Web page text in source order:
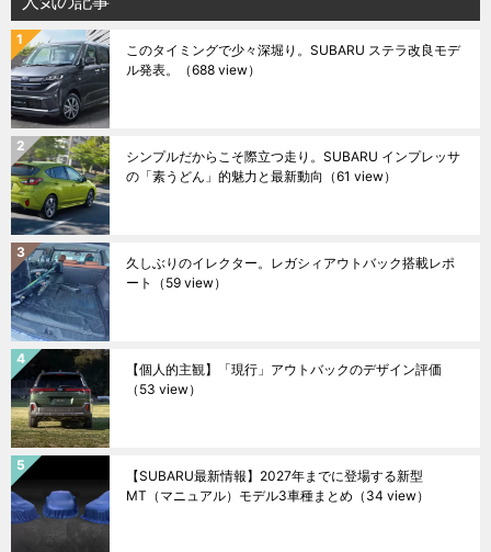
このタイミングで少々深堀り。SUBARU ステラ改良モデ
ル発表。
（688 view）
シンプルだからこそ際立つ走り。SUBARU インプレッサ
の「素うどん」的魅力と最新動向 （61 view）
久しぶりのイレクター。レガシィアウトバック搭載レポ
ート
（59 view）
【個人的主観】「現行」アウトバックのデザイン評価
（53 view）
【SUBARU最新情報】2027年までに登場する新型
MT（マニュアル）モデル3車種まとめ （34 view）